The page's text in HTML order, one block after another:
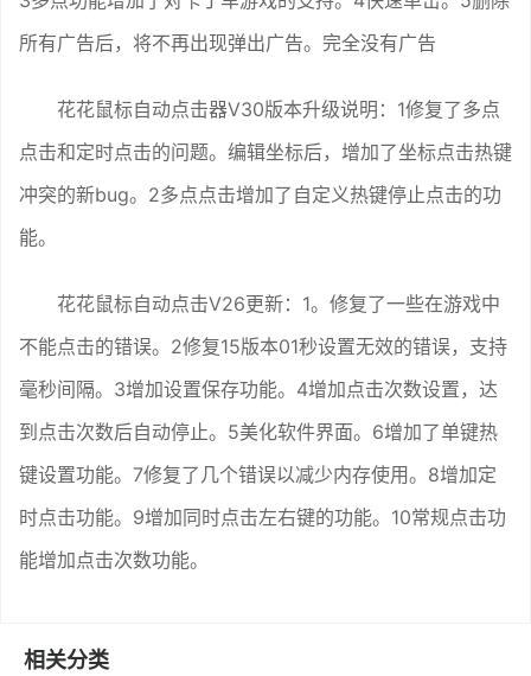
所有广告后，将不再出现弹出广告。完全没有广告
花花鼠标自动点击器V30版本升级说明：1修复了多点
点击和定时点击的问题。编辑坐标后，增加了坐标点击热键
冲突的新bug。2多点点击增加了自定义热键停止点击的功
能。
花花鼠标自动点击V26更新：1。修复了一些在游戏中
不能点击的错误。2修复15版本01秒设置无效的错误，支持
毫秒间隔。3增加设置保存功能。4增加点击次数设置，达
到点击次数后自动停止。5美化软件界面。6增加了单键热
键设置功能。7修复了几个错误以减少内存使用。8增加定
时点击功能。9增加同时点击左右键的功能。10常规点击功
能增加点击次数功能。
相关分类